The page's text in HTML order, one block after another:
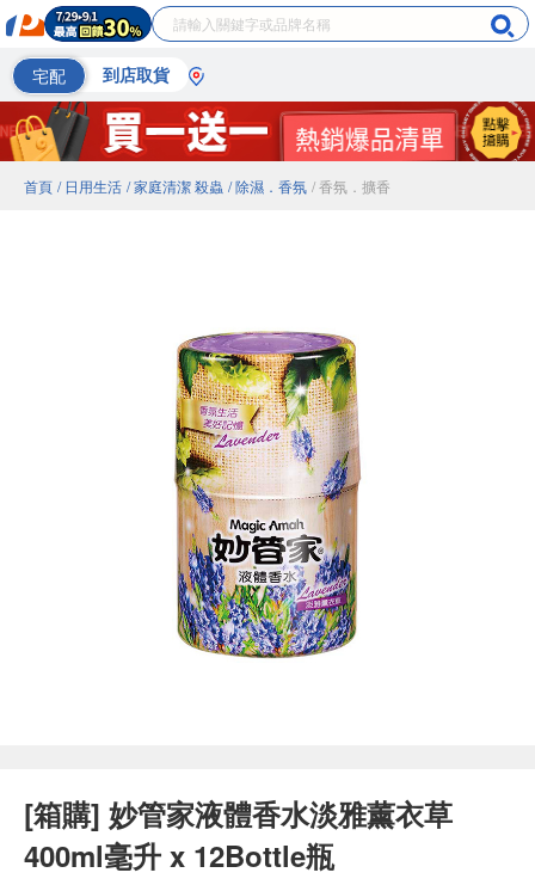
宅配 到店取貨
首頁 / 日用生活 / 家庭清潔 殺蟲 / 除濕．香氛 / 香氛．擴香
[箱購] 妙管家液體香水淡雅薰衣草
400ml毫升 x 12Bottle瓶